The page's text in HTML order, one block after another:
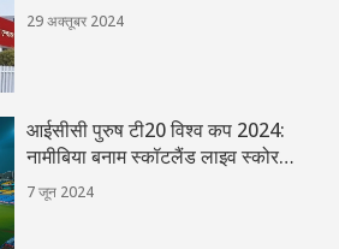
29 अक्तूबर 2024
आईसीसी पुरुष टी20 विश्व कप 2024:
नामीबिया बनाम स्कॉटलैंड लाइव स्कोर
अपडेट्स
7 जून 2024